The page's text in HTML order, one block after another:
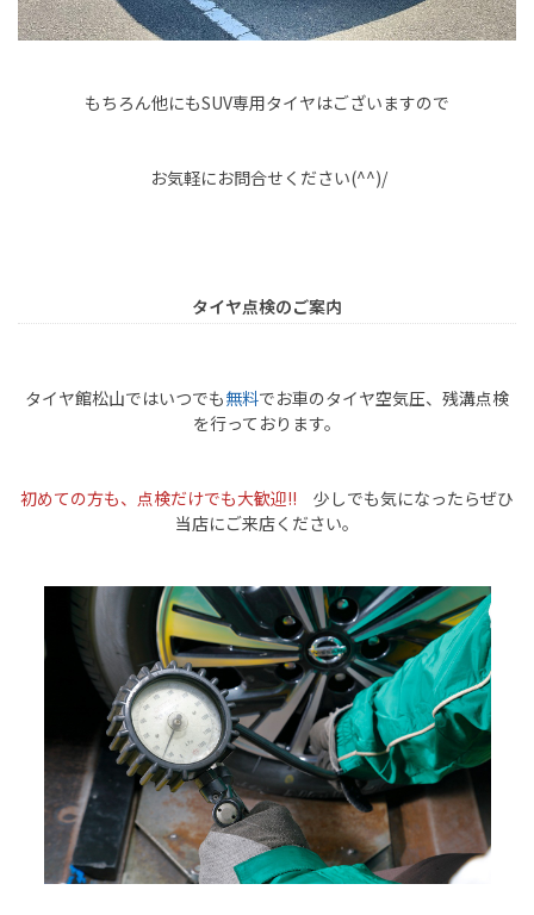
もちろん他にもSUV専用タイヤはございますので
お気軽にお問合せください(^^)/
タイヤ点検のご案内
タイヤ館松山ではいつでも無料でお車のタイヤ空気圧、残溝点検
を行っております。
初めての方も、点検だけでも大歓迎!! 少しでも気になったらぜひ
当店にご来店ください。